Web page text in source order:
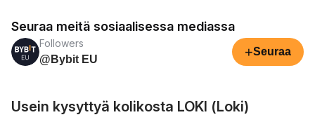
Seuraa meitä sosiaalisessa mediassa
Followers
@Bybit EU
+Seuraa
Usein kysyttyä kolikosta LOKI (Loki)